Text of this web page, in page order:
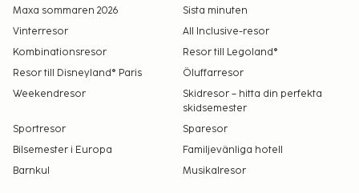
Maxa sommaren 2026
Sista minuten
Vinterresor
All Inclusive-resor
Kombinationsresor
Resor till Legoland®
Resor till Disneyland® Paris
Öluffarresor
Weekendresor
Skidresor – hitta din perfekta
skidsemester
Sportresor
Sparesor
Bilsemester i Europa
Familjevänliga hotell
Barnkul
Musikalresor